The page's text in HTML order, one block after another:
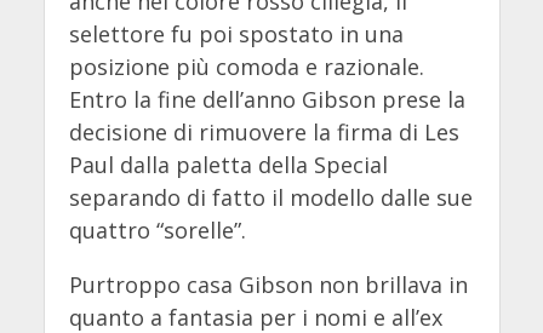
selettore fu poi spostato in una
posizione più comoda e razionale.
Entro la fine dell’anno Gibson prese la
decisione di rimuovere la firma di Les
Paul dalla paletta della Special
separando di fatto il modello dalle sue
quattro “sorelle”.
Purtroppo casa Gibson non brillava in
quanto a fantasia per i nomi e all’ex